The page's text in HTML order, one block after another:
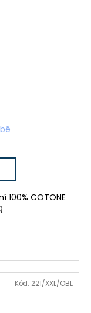
100% COTONE
Kód: 221/XXL/OBL